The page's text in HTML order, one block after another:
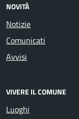
NOVITÀ
Notizie
Comunicati
Avvisi
VIVERE IL COMUNE
Luoghi